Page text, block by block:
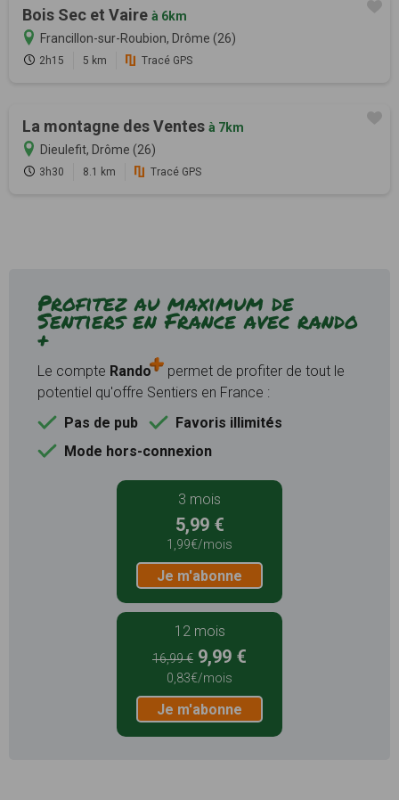
Bois Sec et Vaire à 6km
Francillon-sur-Roubion, Drôme (26)
2h15 5 km Tracé GPS
La montagne des Ventes à 7km
Dieulefit, Drôme (26)
3h30 8.1 km Tracé GPS
Profitez au maximum de
Sentiers en France avec rando
+
Le compte Rando
permet de profiter de tout le
potentiel qu'offre Sentiers en France :
Pas de pub
Favoris illimités
Mode hors-connexion
3 mois
5,99 €
1,99€/mois
Je m'abonne
12 mois
16,99 € 9,99 €
0,83€/mois
Je m'abonne